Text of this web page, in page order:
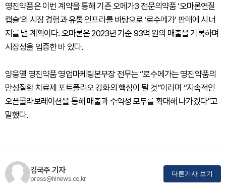
영진약품은 이번 계약을 통해 기존 오메가3 전문의약품 ‘오마론연질
캡슐’의 시장 경험과 유통 인프라를 바탕으로 ‘로수메가’ 판매에 시너
지를 낼 계획이다. 오마론은 2023년 기준 93억 원의 매출을 기록하며
시장성을 입증한 바 있다.
양웅열 영진약품 영업마케팅본부장 전무는 “로수메가는 영진약품의
만성질환 치료제 포트폴리오 강화의 핵심이 될 것”이라며 “지속적인
오픈콜라보레이션을 통해 매출과 수익성 모두를 확대해 나가겠다”고
말했다.
김국주 기자
press@hinews.co.kr
다른기사 보기